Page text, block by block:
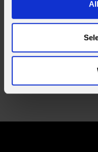
kunnen daarboven